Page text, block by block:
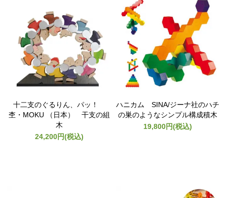
十二支のぐるりん、パッ！
杢・MOKU （日本） 干支の組
木
24,200円(税込)
ハニカム SINA/ジーナ社のハチ
の巣のようなシンプル構成積木
19,800円(税込)